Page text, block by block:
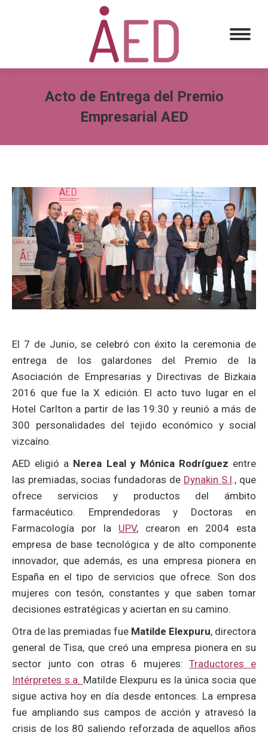
Acto de Entrega del Premio
Empresarial AED
El 7 de Junio, se celebró con éxito la ceremonia de
entrega de los galardones del Premio de la
Asociación de Empresarias y Directivas de Bizkaia
2016 que fue la X edición. El acto tuvo lugar en el
Hotel Carlton a partir de las 19:30 y reunió a más de
300 personalidades del tejido económico y social
vizcaíno.
AED eligió a Nerea Leal y Mónica Rodríguez entre
las premiadas, socias fundadoras de Dynakin S.l., que
ofrece servicios y productos del ámbito
farmacéutico. Emprendedoras y Doctoras en
Farmacología por la UPV, crearon en 2004 esta
empresa de base tecnológica y de alto componente
innovador, que además, es una empresa pionera en
España en el tipo de servicios que ofrece. Son dos
mujeres con tesón, constantes y que saben tomar
decisiones estratégicas y aciertan en su camino.
Otra de las premiadas fue Matilde Elexpuru, directora
general de Tisa, que creó una empresa pionera en su
sector junto con otras 6 mujeres:Traductores e
Intérpretes s.a. Matilde Elexpuru es la única socia que
sigue activa hoy en día desde entonces. La empresa
fue ampliando sus campos de acción y atravesó la
crisis de los 80 saliendo reforzada de aquellos años